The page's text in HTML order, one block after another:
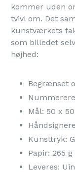
kommer uden
tvivl om. Det
kunstværkets
som billedet
højhed:
Begrænset
Mål: 50 x
Kunsttryk:
Papir: 265
Leveres: